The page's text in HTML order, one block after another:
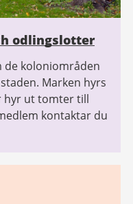
odlingslotter
koloniområden
Marken hyrs
hyr ut tomter till
kontaktar du